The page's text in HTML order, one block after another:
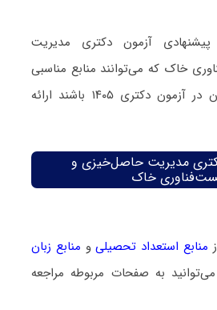
آزمون دکتری مدیریت
خاک که می‌توانند منابع مناسبی
جهت موفقیت داوطلبان در آزمون دکتری ۱۴۰۵ باشند ارائه
مدیریت حاصل‌خیزی و
خاک
منابع استعداد تحصیلیو منابع زبان
می‌توانید به صفحات مربوطه مراجعه